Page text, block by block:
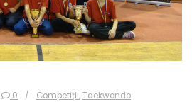
0 Competiții,Taekwondo